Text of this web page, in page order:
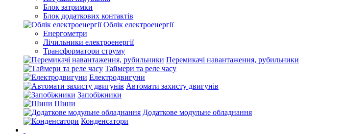
Блок затримки
Блок додаткових контактів
Облік електроенергії
Енергометри
Лічильники електроенергії
Трансформатори струму
Перемикачі навантаження, рубильники
Таймери та реле часу
Електродвигуни
Автомати захисту двигунів
Запобіжники
Шини
Додаткове модульне обладнання
Конденсатори